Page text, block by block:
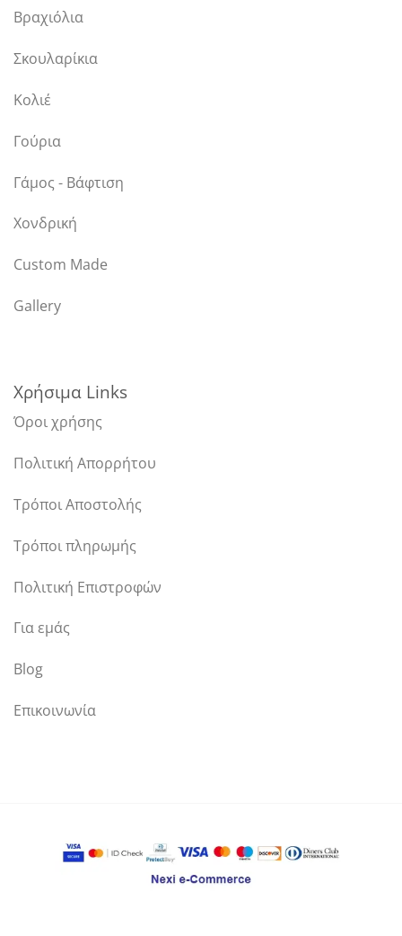
Βραχιόλια
Σκουλαρίκια
Κολιέ
Γούρια
Γάμος - Βάφτιση
Χονδρική
Custom Made
Gallery
Χρήσιμα Links
Όροι χρήσης
Πολιτική Απορρήτου
Τρόποι Αποστολής
Τρόποι πληρωμής
Πολιτική Επιστροφών
Για εμάς
Blog
Επικοινωνία